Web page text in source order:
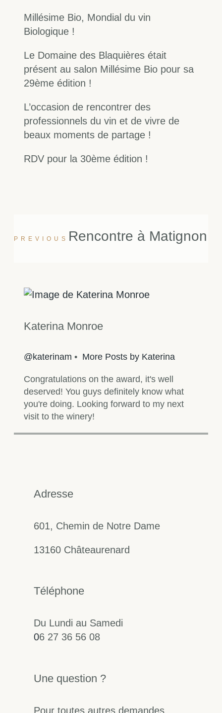
Millésime Bio, Mondial du vin
Biologique !
Le Domaine des Blaquières était
présent au salon Millésime Bio pour sa
29ème édition !
L’occasion de rencontrer des
professionnels du vin et de vivre de
beaux moments de partage !
RDV pour la 30ème édition !
PREVIOUS Rencontre à Matignon
Katerina Monroe
@katerinam • More Posts by Katerina
Congratulations on the award, it's well
deserved! You guys definitely know what
you're doing. Looking forward to my next
visit to the winery!
Adresse
601, Chemin de Notre Dame
13160 Châteaurenard
Téléphone
Du Lundi au Samedi
06 27 36 56 08
Une question ?
Pour toutes autres demandes